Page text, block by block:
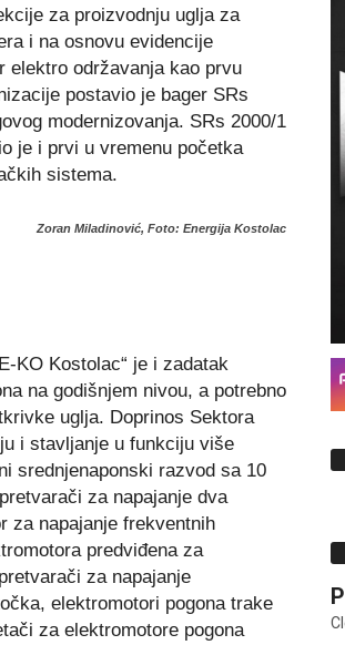
za proizvodnju uglja za
i na osnovu evidencije
elektro održavanja kao prvu
postavio je bager SRs
modernizovanja. SRs 2000/1
je i prvi u vremenu početka
sistema.
Zoran Miladinović, Foto: Energija Kostolac
KO Kostolac“ je i zadatak
na godišnjem nivou, a potrebno
uglja. Doprinos Sektora
i stavljanje u funkciju više
srednjenaponski razvod sa 10
za napajanje dva
za napajanje frekventnih
predviđena za
za napajanje
elektromotori pogona trake
za elektromotore pogona